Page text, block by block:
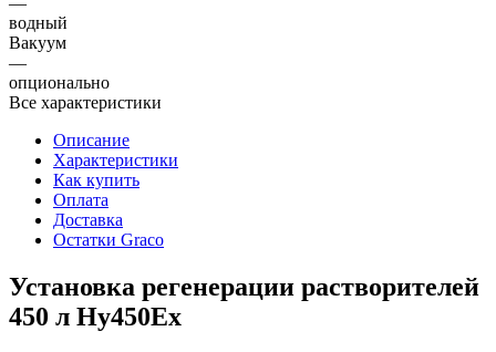
водный
Вакуум
—
опционально
Все характеристики
Описание
Характеристики
Как купить
Оплата
Доставка
Остатки Graco
Установка регенерации растворителей
450 л Hy450Ex